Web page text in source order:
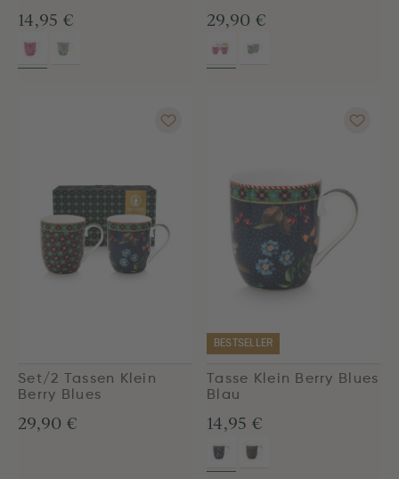
14,95 € 29,90 €
Set/2 Tassen Klein
Berry Blues
29,90 €
BESTSELLER
Tasse Klein Berry Blues
Blau
14,95 €